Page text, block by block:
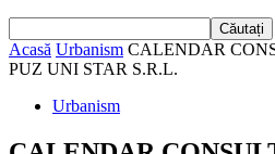
Acasă Urbanism CALENDAR
PUZ UNI STAR S.R.L.
Urbanism